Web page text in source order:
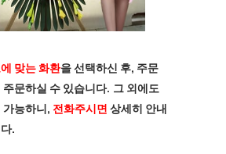
맞는 화환을 선택하신 후, 주문
주문하실 수 있습니다. 그 외에도
가능하니, 전화주시면 상세히 안내
.